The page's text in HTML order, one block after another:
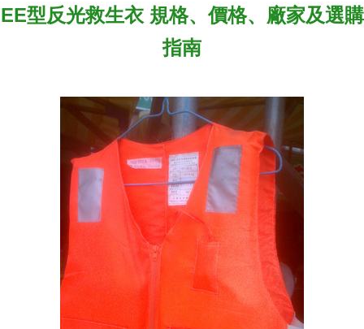
EE型反光救生衣 規格、價格、廠家及選購
指南